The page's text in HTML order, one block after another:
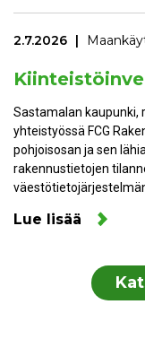
2.7.2026
Sastamalan kaupunki,
yhteistyössä FCG
pohjoisosan ja sen
rakennustietojen
Lue lisää